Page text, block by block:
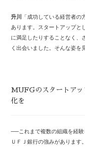
升川
「成功している経営者
あります。スタートアップと
に満足したりすることなく、
く出会いました。そんな姿を
MUFGのスタートアッ
化を
──これまで複数の組織を経
ＵＦＪ銀行の強みがあります。